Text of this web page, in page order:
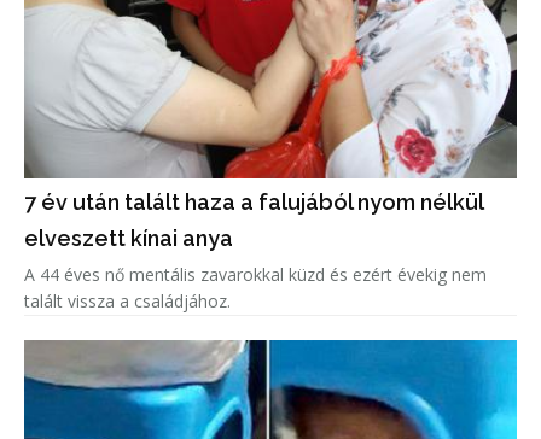
7 év után talált haza a falujából nyom nélkül
elveszett kínai anya
A 44 éves nő mentális zavarokkal küzd és ezért évekig nem
talált vissza a családjához.